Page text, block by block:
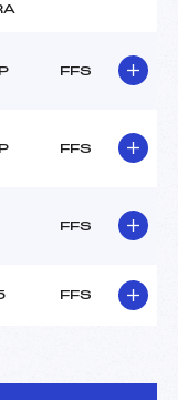
FFS
FFS
FFS
FFS